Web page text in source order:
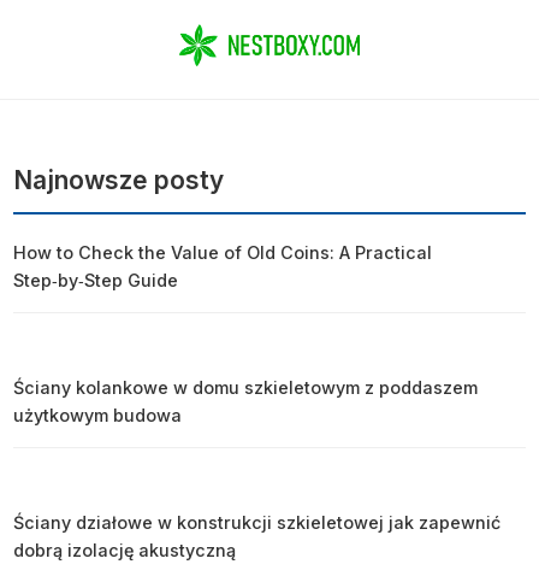
Najnowsze posty
How to Check the Value of Old Coins: A Practical
Step‑by‑Step Guide
Ściany kolankowe w domu szkieletowym z poddaszem
użytkowym budowa
Ściany działowe w konstrukcji szkieletowej jak zapewnić
dobrą izolację akustyczną